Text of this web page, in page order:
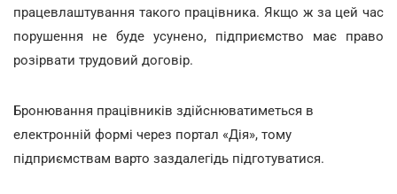
працевлаштування такого працівника. Якщо ж за цей час
порушення не буде усунено, підприємство має право
розірвати трудовий договір.
Бронювання працівників здійснюватиметься в
електронній формі через портал «Дія», тому
підприємствам варто заздалегідь підготуватися.